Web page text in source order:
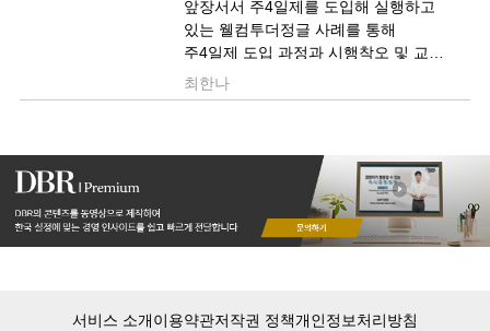
앞장서서 주4일제를 도입해 실행하고
있는 웰컴투더정글 사례를 통해
주4일제 도입 과정과 시행착오 및 교훈
등을 살펴봅니다.
최한나
서비스 소개이용약관저작권 정책개인정보처리방침